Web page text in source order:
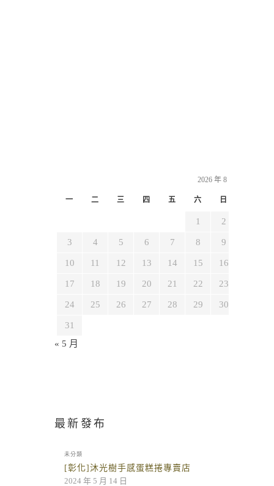
2026 年 8 月
一 二 三 四 五 六 日
1 2
3 4 5 6 7 8 9
10 11 12 13 14 15 16
17 18 19 20 21 22 23
24 25 26 27 28 29 30
31
« 5 月
最新發布
未分類
[彰化]沐光樹手感蛋糕捲專賣店
2024 年 5 月 14 日